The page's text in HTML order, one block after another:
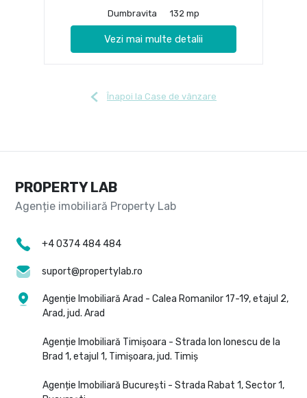
Dumbravita 132 mp
Vezi mai multe detalii
Înapoi la Case de vânzare
PROPERTY LAB
+4 0374 484 484
suport@propertylab.ro
Agenție Imobiliară Arad - Calea Romanilor 17-19, etajul 2,
Arad, jud. Arad
Agenție Imobiliară Timișoara - Strada Ion Ionescu de la
Brad 1, etajul 1, Timișoara, jud. Timiș
Agenție Imobiliară București - Strada Rabat 1, Sector 1,